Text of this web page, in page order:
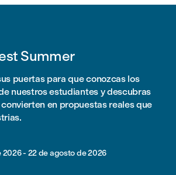
Summer
puertas para que conozcas los
nuestros estudiantes y descubras
en propuestas reales que
2026- 22 de agosto de 2026